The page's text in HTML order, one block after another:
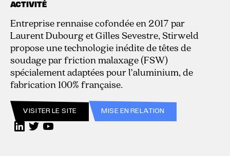
ACTIVITÉ
Entreprise rennaise cofondée en 2017 par
Laurent Dubourg et Gilles Sevestre, Stirweld
propose une technologie inédite de têtes de
soudage par friction malaxage (FSW)
spécialement adaptées pour l’aluminium, de
fabrication 100% française.
VISITER LE SITE MISE EN RELATION